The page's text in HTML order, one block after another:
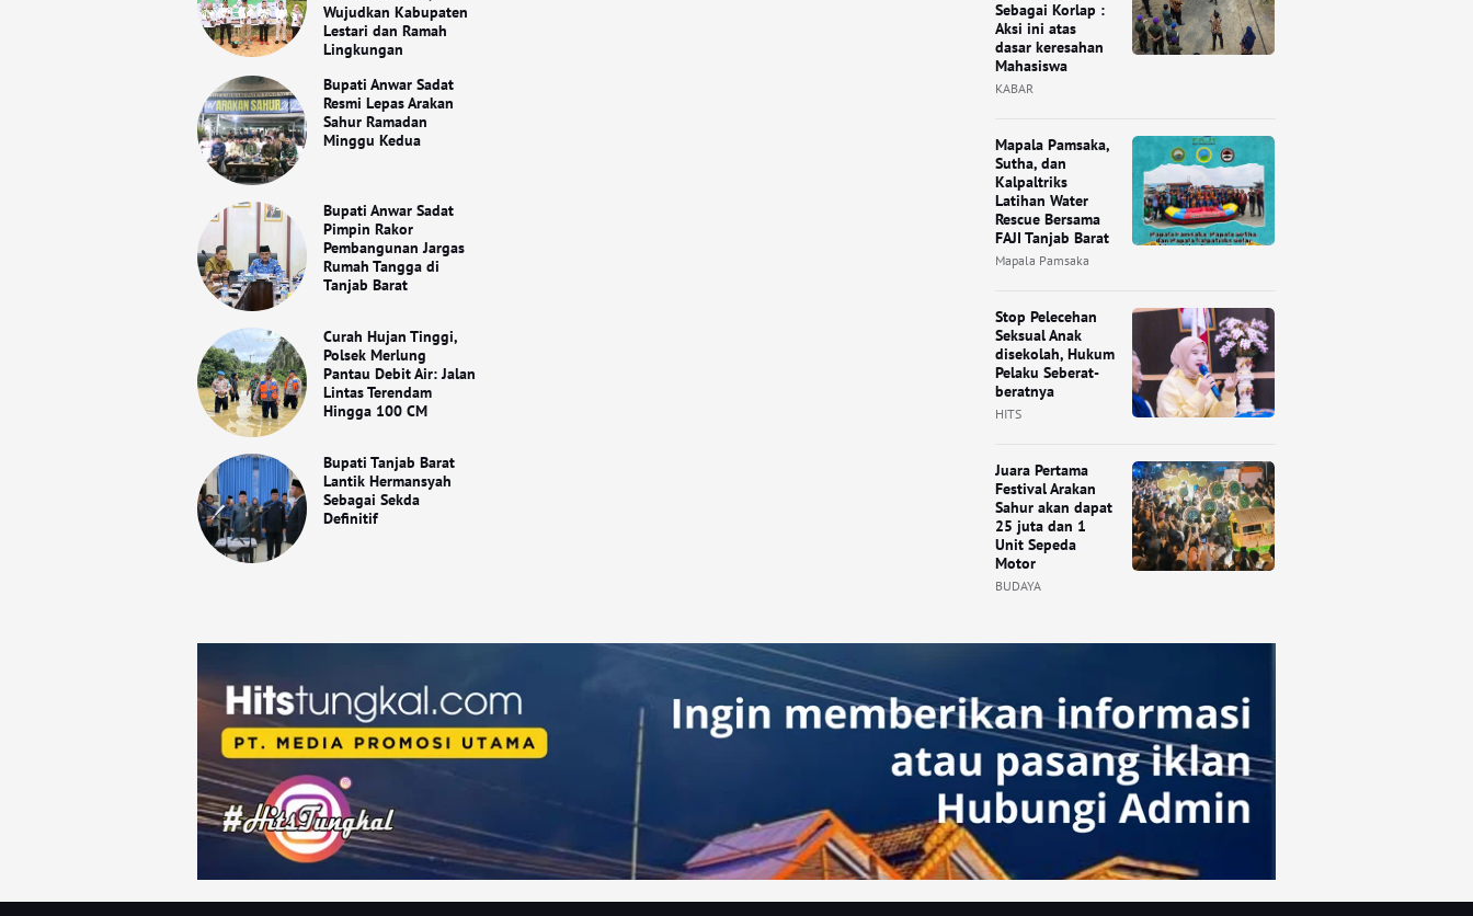
Wujudkan Kabupaten
Lestari dan Ramah
Lingkungan
Bupati Anwar Sadat
Resmi Lepas Arakan
Sahur Ramadan
Minggu Kedua
Bupati Anwar Sadat
Pimpin Rakor
Pembangunan Jargas
Rumah Tangga di
Tanjab Barat
Curah Hujan Tinggi,
Polsek Merlung
Pantau Debit Air: Jalan
Lintas Terendam
Hingga 100 CM
Bupati Tanjab Barat
Lantik Hermansyah
Sebagai Sekda
Definitif
Sebagai Korlap :
Aksi ini atas
dasar keresahan
Mahasiswa
KABAR
Mapala Pamsaka,
Sutha, dan
Kalpaltriks
Latihan Water
Rescue Bersama
FAJI Tanjab Barat
Mapala Pamsaka
Stop Pelecehan
Seksual Anak
disekolah, Hukum
Pelaku Seberat-
beratnya
HITS
Juara Pertama
Festival Arakan
Sahur akan dapat
25 juta dan 1
Unit Sepeda
Motor
BUDAYA